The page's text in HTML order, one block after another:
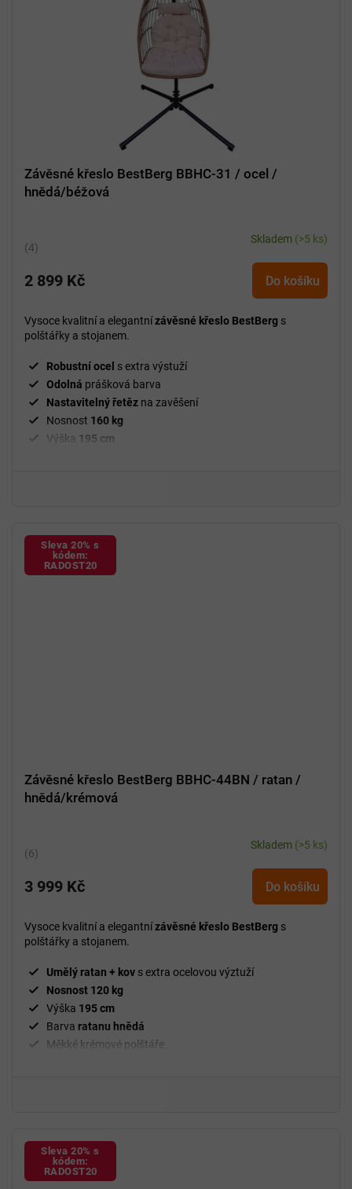
Závěsné křeslo BestBerg BBHC-31 / ocel /
hnědá/béžová
Průměrné
produktu
5,0
z
hvězdiček.
Skladem (>5 ks)
2 899 Kč Do košíku
Vysoce kvalitní a elegantnízávěsné křeslo BestBerg s
polštářky a stojanem.
Robustní ocel s extra výstuží
Odolná prášková barva
Nastavitelný řetěz na zavěšení
Nosnost 160 kg
Výška 195 cm
Sleva 20% s
kódem:
RADOST20
Závěsné křeslo BestBerg BBHC-44BN / ratan /
hnědá/krémová
Průměrné
produktu
5,0
z
hvězdiček.
Skladem (>5 ks)
3 999 Kč Do košíku
Vysoce kvalitní a elegantnízávěsné křeslo BestBerg s
polštářky a stojanem.
Umělý ratan + kov s extra ocelovou výztuží
Nosnost 120 kg
Výška 195 cm
Barva ratanu hnědá
Měkké krémové polštáře
Sleva 20% s
kódem:
RADOST20